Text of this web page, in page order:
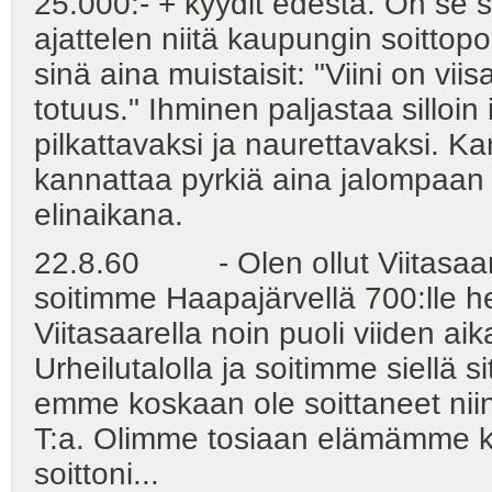
ajattelen niitä kaupungin
sinä aina muistaisit: "Viini on
totuus." Ihminen paljastaa
pilkattavaksi ja naurettavaksi.
kannattaa pyrkiä aina
elinaikana.
22.8.60 - Olen ollut
soitimme Haapajärvellä 700:lle
Viitasaarella noin puoli viiden
Urheilutalolla ja soitimme siellä
emme koskaan ole soittaneet
T:a. Olimme tosiaan elämämme
soittoni...